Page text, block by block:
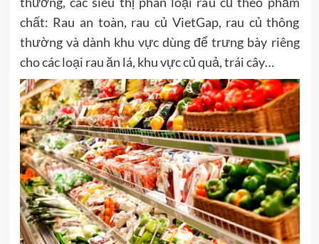
chất: Rau an toàn, rau củ VietGap, rau củ thông
thường và dành khu vực dùng để trưng bày riêng
cho các loại rau ăn lá, khu vực củ quả, trái cây…